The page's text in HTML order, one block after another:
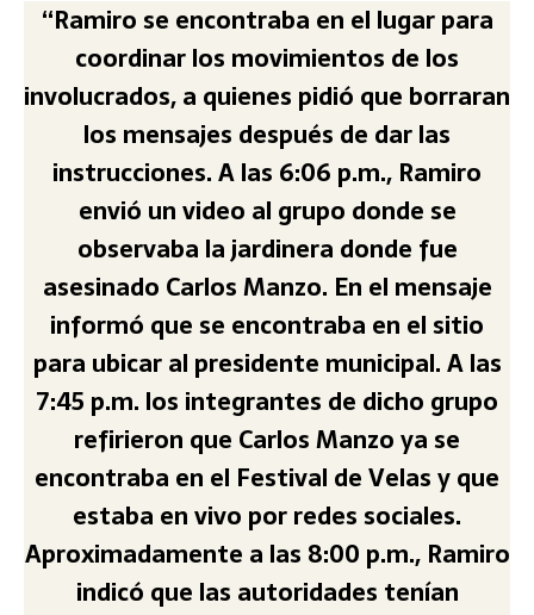
“Ramiro se encontraba en el lugar para
coordinar los movimientos de los
involucrados, a quienes pidió que borraran
los mensajes después de dar las
instrucciones. A las 6:06 p.m., Ramiro
envió un video al grupo donde se
observaba la jardinera donde fue
asesinado Carlos Manzo. En el mensaje
informó que se encontraba en el sitio
para ubicar al presidente municipal. A las
7:45 p.m. los integrantes de dicho grupo
refirieron que Carlos Manzo ya se
encontraba en el Festival de Velas y que
estaba en vivo por redes sociales.
Aproximadamente a las 8:00 p.m., Ramiro
indicó que las autoridades tenían